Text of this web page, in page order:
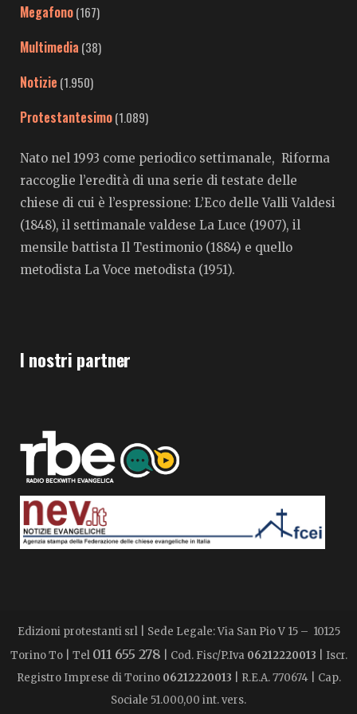
Megafono(167)
Multimedia (38)
Notizie (1.950)
Protestantesimo(1.089)
Nato nel 1993 come periodico settimanale, Riforma
raccoglie l’eredità di una serie di testate delle
chiese di cui è l’espressione: L’Eco delle Valli Valdesi
(1848), il settimanale valdese La Luce (1907), il
mensile battista Il Testimonio (1884) e quello
metodista La Voce metodista (1951).
I nostri partner
Edizioni protestanti srl | Sede Legale: Via San Pio V 15 – 10125
Torino To | Tel 011 655 278 | Cod. Fisc/P.Iva 06212220013 | Iscr.
Registro Imprese di Torino 06212220013 | R.E.A. 770674 | Cap.
Sociale 51.000,00 int. vers.